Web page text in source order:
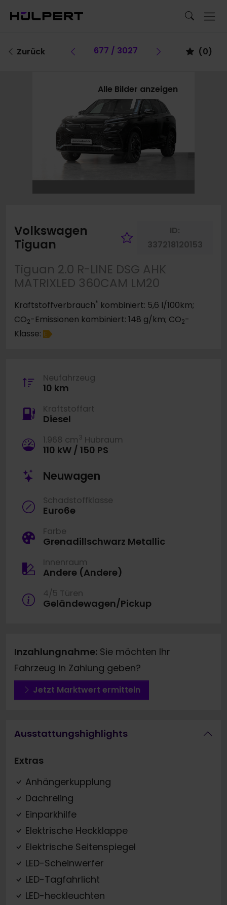
Zurück Vorheriges Fahrzeug
677 / 3027 Vorheriges
(0)
Alle Bilder anzeigen
Volkswagen
Tiguan
Fahrzeug
ID:
337218120153
Tiguan 2.0 R-LINE DSG AHK
MATRIXLED 360CAM LM20
Kraftstoffverbrauch* kombiniert: 5,6 l/100km;
CO2-Emissionen kombiniert: 148 g/km; CO2-
Klasse: E
Neufahrzeug
10 km
Kraftstoffart
Diesel
1.968 cm 3 Hubraum
110 kW / 150 PS
Neuwagen
Schadstoffklasse
Euro6e
Farbe
Grenadillschwarz Metallic
Innenraum
Andere (Andere)
4/5 Türen
Geländewagen/Pickup
Inzahlungnahme: Sie möchten Ihr
Fahrzeug in Zahlung geben?
Jetzt Marktwert ermitteln
Ausstattungshighlights
Extras
Anhängerkupplung
Dachreling
Einparkhilfe
Elektrische Heckklappe
Elektrische Seitenspiegel
LED-Scheinwerfer
LED-Tagfahrlicht
LED-heckleuchten